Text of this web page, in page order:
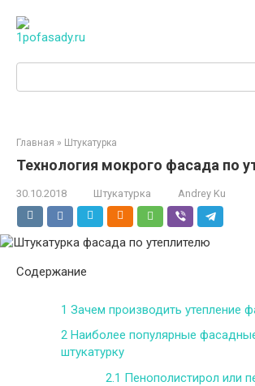
контенту
Главная » Штукатурка
Технология мокрого фасада по
30.10.2018 Штукатурка Andrey Ku
Содержание
1 Зачем производить утепление
2 Наиболее популярные
штукатурку
2.1 Пенополистирол или